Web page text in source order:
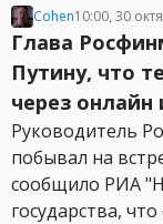
Cohen10:00, 30
Глава
Путину, что
через онлайн
Руководитель
побывал на
сообщило РИА
государства,